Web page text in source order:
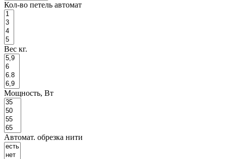
Кол-во петель автомат
Вес кг.
Мощность, Вт
Автомат. обрезка нити